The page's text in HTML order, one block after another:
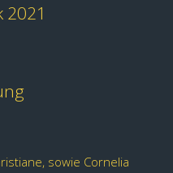
sowie Cornelia